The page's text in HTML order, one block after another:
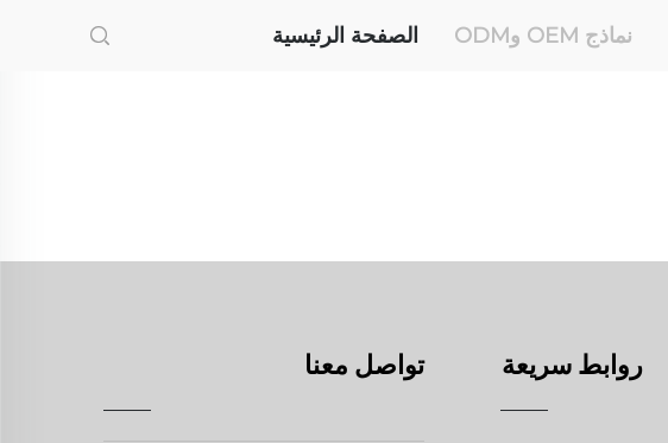
الصفحة الرئيسية نماذج OEM وODM
روابط سريعة تواصل معنا